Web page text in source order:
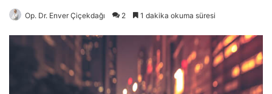
Op. Dr. Enver Çiçekdağı 2 1 dakika okuma süresi